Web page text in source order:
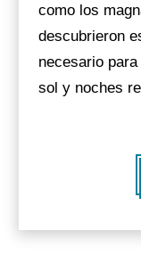
como los
descubrieron
necesario
sol y noches